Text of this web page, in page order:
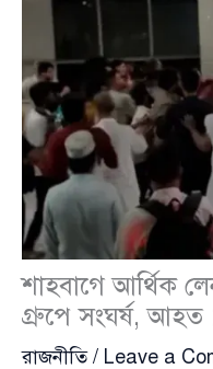
শাহবাগে আর্থিক
গ্রুপে সংঘর্ষ, আহত
রাজনীতি/ Leave a